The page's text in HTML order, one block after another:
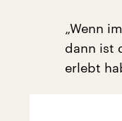
„Wenn
dann ist
erlebt